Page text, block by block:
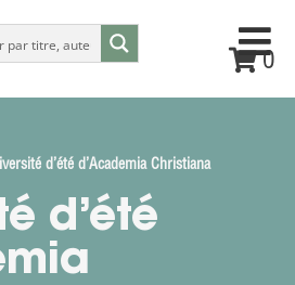
0
d’été d’Academia Christiana
d’été